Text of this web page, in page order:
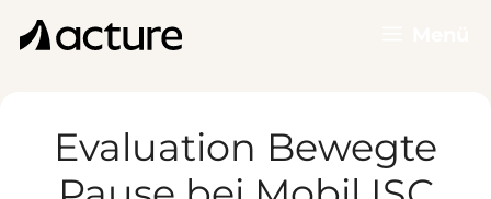
Inhalt
Evaluation Bewegte